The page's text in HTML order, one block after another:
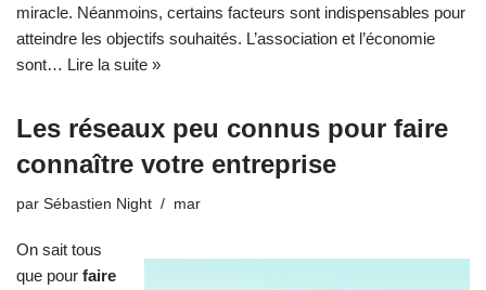
miracle. Néanmoins, certains facteurs sont indispensables pour
atteindre les objectifs souhaités. L’association et l’économie
sont… Lire la suite »
Les réseaux peu connus pour faire
connaître votre entreprise
par Sébastien Night mar
On sait tous
que pour faire